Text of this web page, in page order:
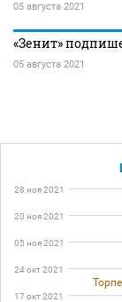
05 августа 2021
«Зенит»
05 августа 2021
28 ноя 2021
20 ноя 2021
05 ноя 2021
24 окт 2021
17 окт 2021